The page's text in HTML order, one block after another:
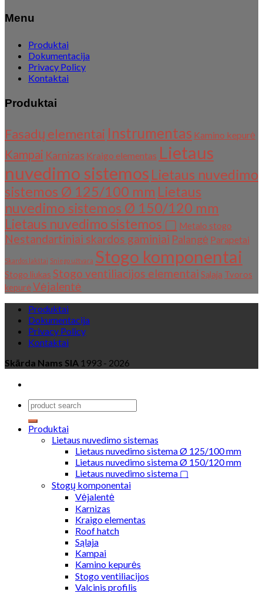
Menu
Produktai
Dokumentacija
Privacy Policy
Kontaktai
Produktai
Fasadų elementai Instrumentas Kamino kepurė
Kampai Karnizas Kraigo elementas Lietaus
nuvedimo sistemos Lietaus nuvedimo
sistemos Ø 125/100 mm Lietaus
nuvedimo sistemos Ø 150/120 mm
Lietaus nuvedimo sistemos ▢ Metalo stogo
Nestandartiniai skardos gaminiai Palangė Parapetai
Skardos lakštai Sniego užtvara Stogo komponentai
Stogo liukas Stogo ventiliacijos elementai Sąlaja Tvoros
kepurėVėjalentė
Produktai
Dokumentacija
Privacy Policy
Kontaktai
Skārda Nams SIA 1993 - 2026
Produktai
Lietaus nuvedimo sistemas
Lietaus nuvedimo sistema Ø 125/100 mm
Lietaus nuvedimo sistema Ø 150/120 mm
Lietaus nuvedimo sistema ▢
Stogų komponentai
Vėjalentė
Karnizas
Kraigo elementas
Roof hatch
Sąlaja
Kampai
Kamino kepurės
Stogo ventiliacijos
Valcinis profilis